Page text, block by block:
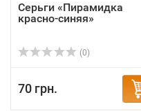
Серьги «Пирамидка
красно-синяя»
(0)
70 грн.